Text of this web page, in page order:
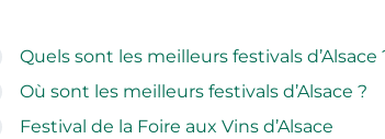
Quels sont les meilleurs festivals d’Alsace
Où sont les meilleurs festivals d’Alsace ?
Festival de la Foire aux Vins d’Alsace